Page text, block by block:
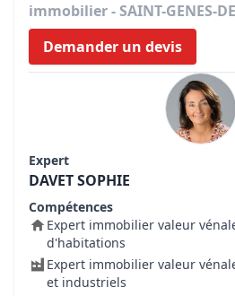
immobilier - SAINT-GENES-
Demander un devis
Expert
DAVET SOPHIE
Compétences
Expert immobilier valeur
d'habitations
Expert immobilier valeur
et industriels